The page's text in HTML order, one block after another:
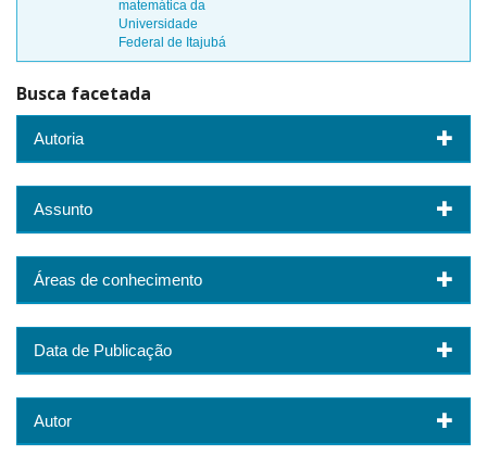
matemática da
Universidade
Federal de Itajubá
Busca facetada
Autoria
Assunto
Áreas de conhecimento
Data de Publicação
Autor